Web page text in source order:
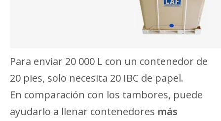
Para enviar 20 000 L con un contenedor de
20 pies, solo necesita 20 IBC de papel.
En comparación con los tambores, puede
ayudarlo a llenar contenedores más